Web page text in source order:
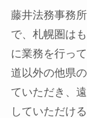
藤井法務事務
で、札幌圏は
に業務を行っ
道以外の他県
ていただき、
していただけ